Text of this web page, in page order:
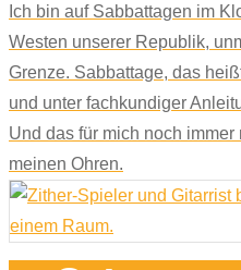
Ich bin auf Sabbattagen im
Westen unserer Republik,
Grenze. Sabbattage, das
und unter fachkundiger
Und das für mich noch immer
meinen Ohren.